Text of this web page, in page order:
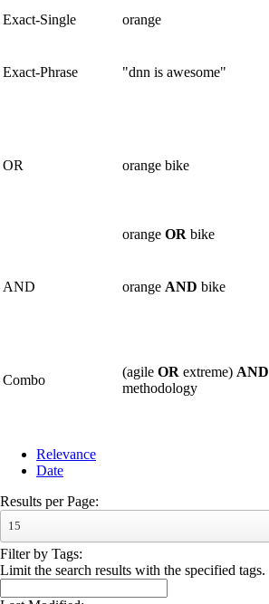
Exact-Single
orange
Exact-Phrase "dnn is awesome"
OR orange bike
orange OR bike
AND orange AND bike
Combo
(agile OR extreme) AND
methodology
Relevance
Date
Results per Page:
15
Filter by Tags:
Limit the search results with the specified tags.